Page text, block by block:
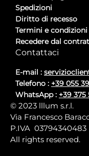
Spedizioni
Diritto di recesso
Termini e condizioni
Recedere dal
Contattaci
E-mail :
Telefono : +39 055
WhatsApp : +39 375
© 2023 lllum s.r.l.
Via Francesco
P.IVA 03794340483
All rights reserved.